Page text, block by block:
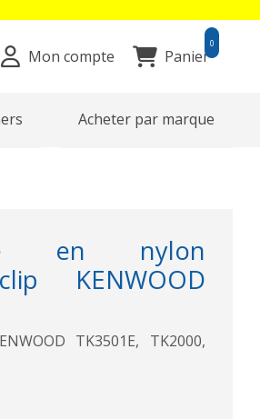
Mon compte Panier
0
Acheter par marque
en nylon
KENWOOD
TK3501E, TK2000,